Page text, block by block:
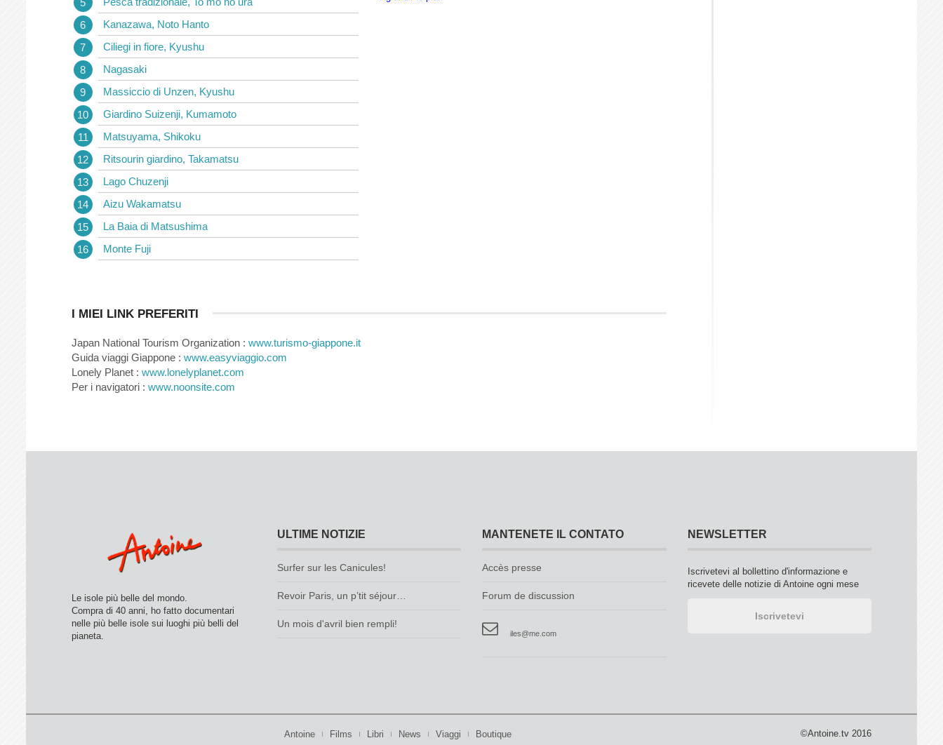
Kanazawa, Noto Hanto
Ciliegi in fiore, Kyushu
Nagasaki
Massiccio di Unzen, Kyushu
Giardino Suizenji, Kumamoto
Matsuyama, Shikoku
Ritsourin giardino, Takamatsu
Lago Chuzenji
Aizu Wakamatsu
La Baia di Matsushima
Monte Fuji
I MIEI LINK PREFERITI
Japan National Tourism Organization : www.turismo-giappone.it
Guida viaggi Giappone : www.easyviaggio.com
Lonely Planet : www.lonelyplanet.com
Per i navigatori : www.noonsite.com
Le isole più belle del mondo.
Compra di 40 anni, ho fatto documentari
nelle più belle isole sui luoghi più belli del
pianeta.
ULTIME NOTIZIE
Surfer sur les Canicules!
Revoir Paris, un p’tit séjour…
Un mois d'avril bien rempli!
MANTENETE IL CONTATO
Accès presse
Forum de discussion
iles@me.com
NEWSLETTER
Iscrivetevi al bollettino d'informazione e
ricevete delle notizie di Antoine ogni mese
Antoine Films Libri News Viaggi Boutique ©Antoine.tv 2016